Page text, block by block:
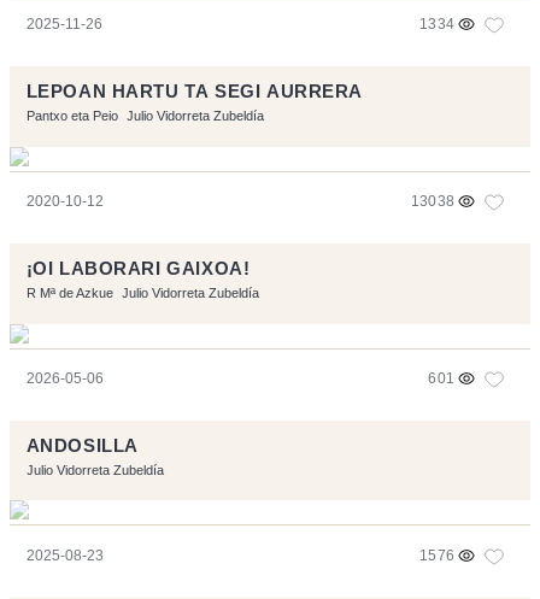
2025-11-26 1334
LEPOAN HARTU TA SEGI AURRERA
Pantxo eta Peio Julio Vidorreta Zubeldía
2020-10-12 13038
¡OI LABORARI GAIXOA!
R Mª de Azkue Julio Vidorreta Zubeldía
2026-05-06 601
ANDOSILLA
Julio Vidorreta Zubeldía
2025-08-23 1576